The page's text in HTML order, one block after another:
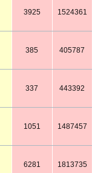
3925 1524361
385 405787
337 443392
1051 1487457
6281 1813735